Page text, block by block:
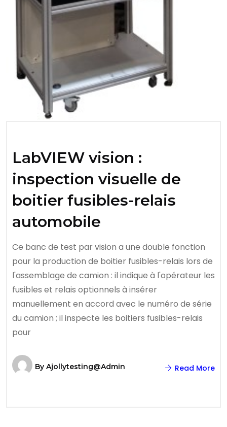
LabVIEW vision :
inspection visuelle de
boitier fusibles-relais
automobile
Ce banc de test par vision a une double fonction
pour la production de boitier fusibles-relais lors de
l'assemblage de camion : il indique à l'opérateur les
fusibles et relais optionnels à insérer
manuellement en accord avec le numéro de série
du camion ; il inspecte les boitiers fusibles-relais
pour
By Ajollytesting@admin Read More